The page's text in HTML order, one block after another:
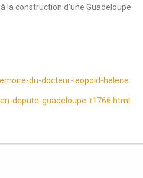
la construction d’une Guadeloupe
du-docteur-leopold-helene
depute-guadeloupe-t1766.html